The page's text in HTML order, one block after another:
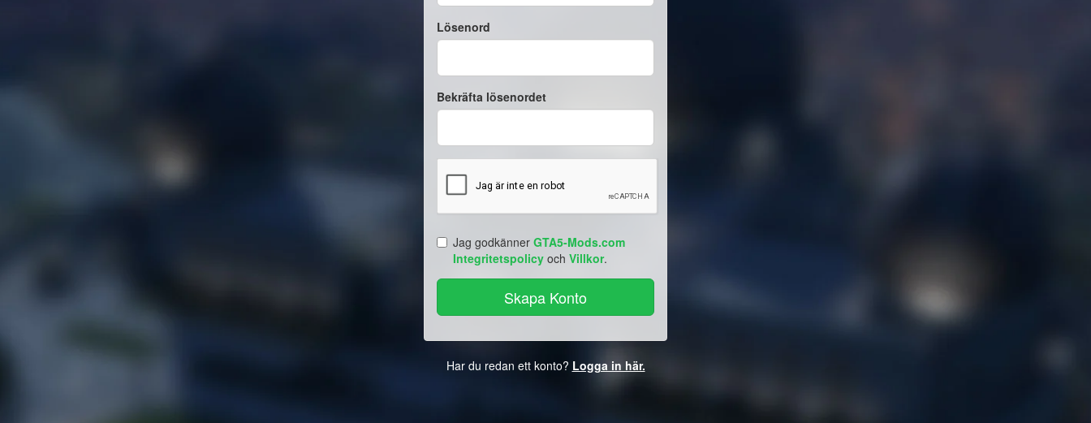
Lösenord
Bekräfta lösenordet
Jag godkänner GTA5-Mods.com
Integritetspolicy och Villkor.
Har du redan ett konto? Logga in här.